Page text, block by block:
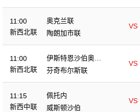
11:00
新西北联
奥克兰联
VS
陶朗加市联
11:00
新西北联
伊斯特恩沙伯奥克
兰
VS
芬奇布尔斯联
11:15
新西中联
佩托内
VS
威斯顿沙伯